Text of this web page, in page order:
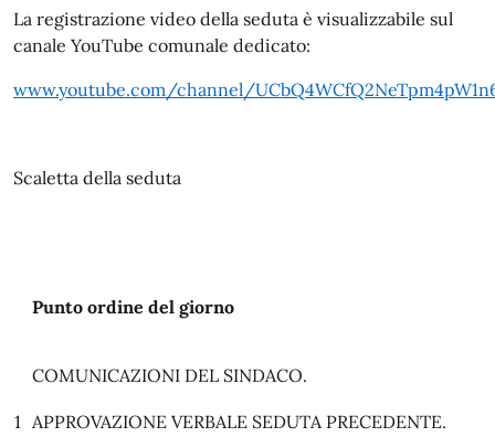
La registrazione video della seduta è visualizzabile sul
canale YouTube comunale dedicato:
www.youtube.com/channel/
Scaletta della seduta
Punto ordine del giorno
COMUNICAZIONI DEL SINDACO.
1 APPROVAZIONE VERBALE SEDUTA PRECEDENTE.